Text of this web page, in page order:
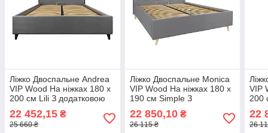
Ліжко Двоспальне Andrea
VIP Wood На ніжках 180 x
200 см Lili З додатковою
металевою цільнозварною
рамою Темно-сірий
22 452,15 ₴
25 660 ₴
Ліжко Двоспальне Monica
VIP Wood На ніжках 180 x
190 см Simple З
додатковою металевою
цільнозварною рамою
Сірий
22 850,10₴
26 115 ₴
VIP
200
22
26